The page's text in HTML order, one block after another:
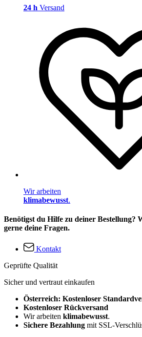
24 h Versand
Wir arbeiten
klimabewusst.
Benötigst du Hilfe zu deiner Bestellung?
gerne deine Fragen.
Kontakt
Geprüfte Qualität
Sicher und vertraut einkaufen
Österreich: Kostenloser
Kostenloser Rückversand
Wir arbeiten klimabewusst.
Sichere Bezahlung mit SSL-